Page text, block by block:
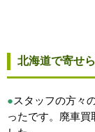
北海道で寄せ
●スタッフの方々
ったです。廃車買